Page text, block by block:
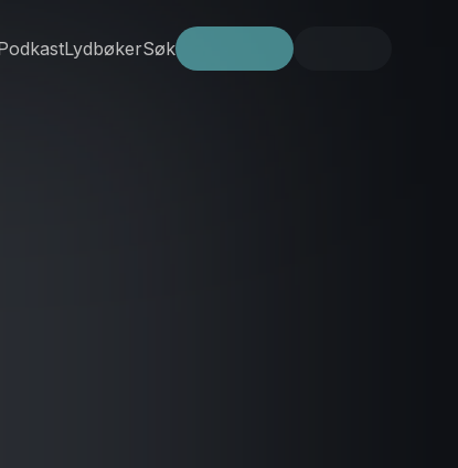
LydbøkerSøk